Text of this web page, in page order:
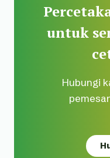
untuk
Hubungi